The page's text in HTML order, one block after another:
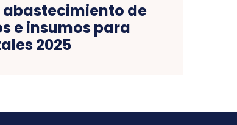
abastecimiento de
e insumos para
2025